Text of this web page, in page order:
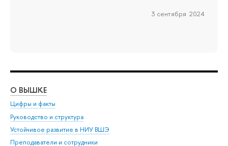
3 сентября 2024
О ВЫШКЕ
Цифры и факты
Руководство и структура
Устойчивое развитие в НИУ ВШЭ
Преподаватели и сотрудники